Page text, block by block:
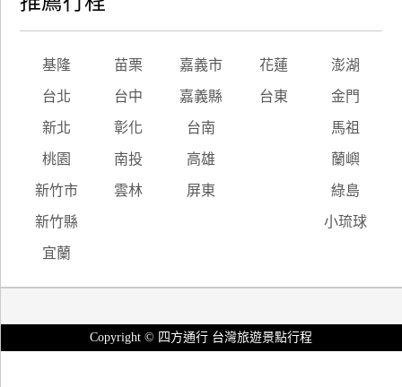
基隆 苗栗 嘉義市 花蓮 澎湖
台北 台中 嘉義縣 台東 金門
新北 彰化 台南 馬祖
桃園 南投 高雄 蘭嶼
新竹市 雲林 屏東 綠島
新竹縣 小琉球
宜蘭
Copyright © 四方通行 台灣旅遊景點行程